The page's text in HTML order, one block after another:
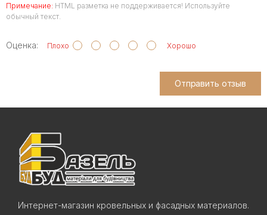
Примечание: HTML разметка не поддерживается! Используйте
обычный текст.
Оценка: Плохо Хорошо
Отправить отзыв
Интернет-магазин кровельных и фасадных материалов.